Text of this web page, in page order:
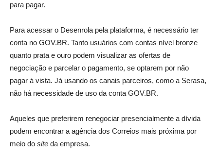
para pagar.
Para acessar o Desenrola pela plataforma, é necessário ter
conta no GOV.BR. Tanto usuários com contas nível bronze
quanto prata e ouro podem visualizar as ofertas de
negociação e parcelar o pagamento, se optarem por não
pagar à vista. Já usando os canais parceiros, como a Serasa,
não há necessidade de uso da conta GOV.BR.
Aqueles que preferirem renegociar presencialmente a dívida
podem encontrar a agência dos Correios mais próxima por
meio do site da empresa.